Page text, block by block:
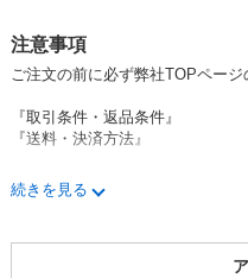
＃クロミ
＃シナモロール
＃ポチャッコ
＃ハンギョドン
＃タキシードサム
＃バッドばつ丸
＃ウサハナ
注意事項
ご注文の前に必ず弊社TOPページ
『取引条件・返品条件』
『送料・決済方法』
をご確認下さい。
※一度に納期が複数月に跨ぐご発
分割して出荷させて頂く場合がご
続きを見る